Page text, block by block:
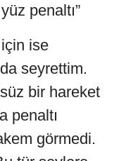
penaltı”
ise
seyrettim.
bir hareket
penaltı
görmedi.